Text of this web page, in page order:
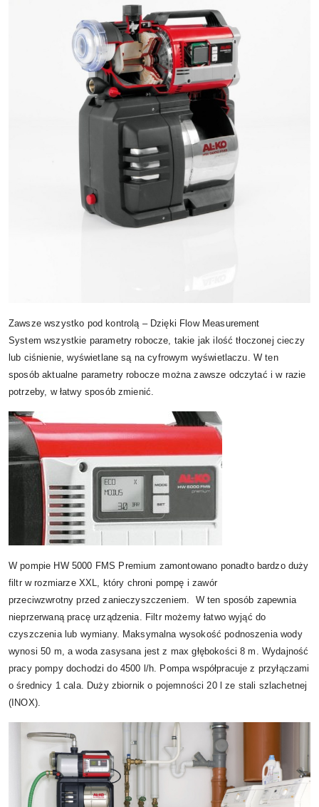
Zawsze wszystko pod kontrolą – Dzięki Flow Measurement
System wszystkie parametry robocze, takie jak ilość tłoczonej cieczy
lub ciśnienie, wyświetlane są na cyfrowym wyświetlaczu. W ten
sposób aktualne parametry robocze można zawsze odczytać i w razie
potrzeby, w łatwy sposób zmienić.
W pompie HW 5000 FMS Premium zamontowano ponadto bardzo duży
filtr w rozmiarze XXL, który chroni pompę i zawór
przeciwzwrotny przed zanieczyszczeniem. W ten sposób zapewnia
nieprzerwaną pracę urządzenia. Filtr możemy łatwo wyjąć do
czyszczenia lub wymiany. Maksymalna wysokość podnoszenia wody
wynosi 50 m, a woda zasysana jest z max głębokości 8 m. Wydajność
pracy pompy dochodzi do 4500 l/h. Pompa współpracuje z przyłączami
o średnicy 1 cala. Duży zbiornik o pojemności 20 l ze stali szlachetnej
(INOX).